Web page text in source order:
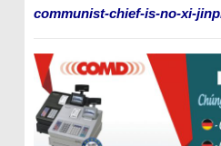
communist-chief-is-no-xi-